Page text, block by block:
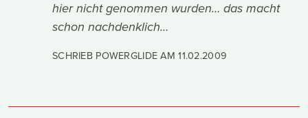
hier nicht genommen wurden… das macht
schon nachdenklich…
SCHRIEB POWERGLIDE AM11.02.2009